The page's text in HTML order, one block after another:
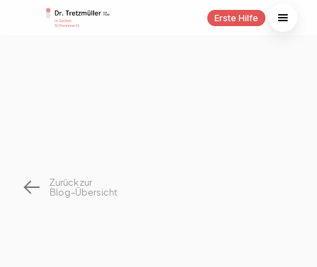
Erste Hilfe
Zurück zur
Blog-Übersicht